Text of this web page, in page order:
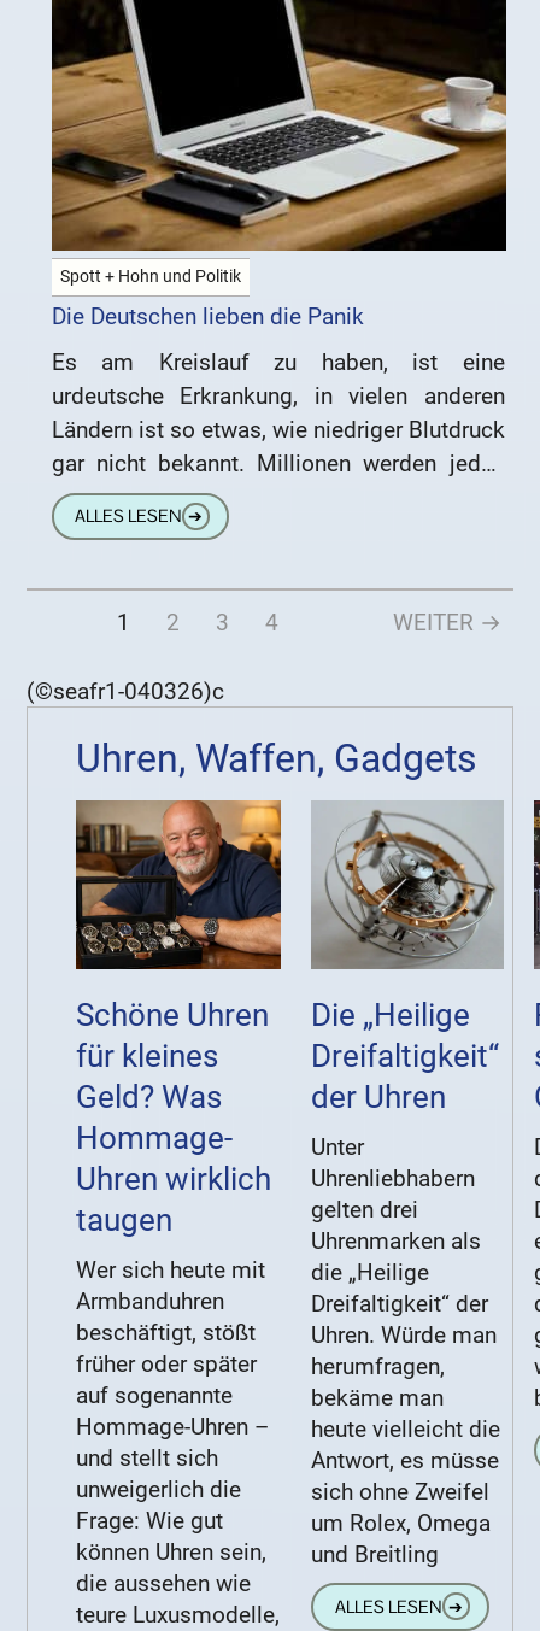
Spott + Hohn und Politik
Die Deutschen lieben die Panik
Es am Kreislauf zu haben, ist eine
urdeutsche Erkrankung, in vielen anderen
Ländern ist so etwas, wie niedriger Blutdruck
gar nicht bekannt. Millionen werden jedes
Jahr ausgegeben, um Symptome zu
ALLES LESEN ➔
1 2 3 4 WEITER →
(©seafr1-040326)c
Uhren, Waffen, Gadgets
Schöne Uhren
für kleines
Geld? Was
Hommage-
Uhren wirklich
taugen
Wer sich heute mit
Armbanduhren
beschäftigt, stößt
früher oder später
auf sogenannte
Hommage-Uhren –
und stellt sich
unweigerlich die
Frage: Wie gut
können Uhren sein,
die aussehen wie
teure Luxusmodelle,
Die „Heilige
Dreifaltigkeit“
der Uhren
Unter
Uhrenliebhabern
gelten drei
Uhrenmarken als
die „Heilige
Dreifaltigkeit“ der
Uhren. Würde man
herumfragen,
bekäme man
heute vielleicht die
Antwort, es müsse
sich ohne Zweifel
um Rolex, Omega
und Breitling
ALLES LESEN ➔